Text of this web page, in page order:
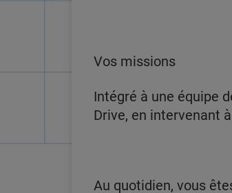
Vos missions
Intégré à une équipe
Drive, en intervenant
Au quotidien, vous